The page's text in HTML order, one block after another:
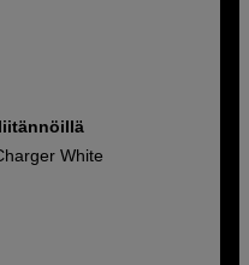
White